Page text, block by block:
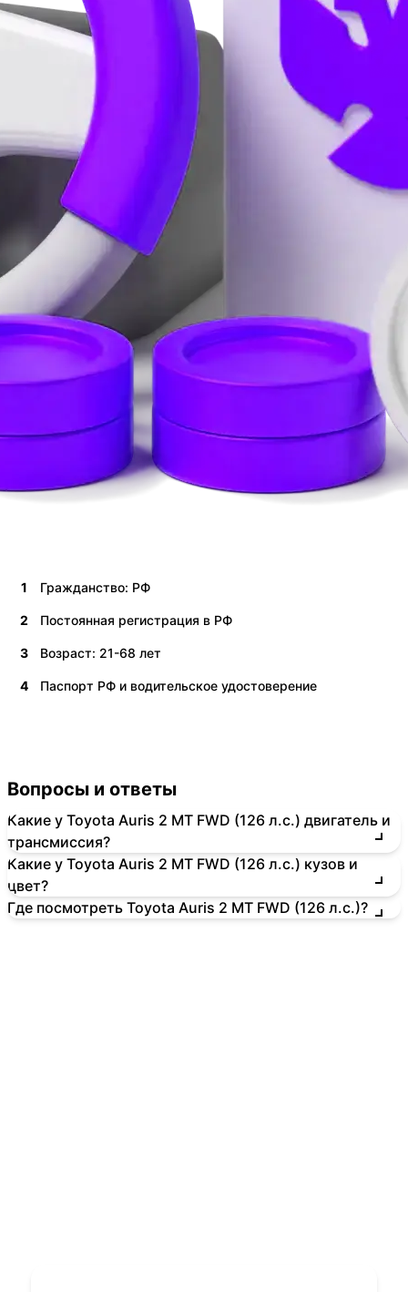
1 Гражданство: РФ
2 Постоянная регистрация в РФ
3 Возраст: 21-68 лет
4 Паспорт РФ и водительское удостоверение
Вопросы и ответы
Какие у Toyota Auris 2 MT FWD (126 л.с.) двигатель и
трансмиссия?
Какие у Toyota Auris 2 MT FWD (126 л.с.) кузов и
цвет?
Где посмотреть Toyota Auris 2 MT FWD (126 л.с.)?